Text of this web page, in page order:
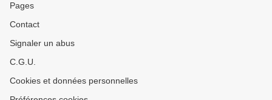
Pages
Contact
Signaler un abus
C.G.U.
Cookies et données personnelles